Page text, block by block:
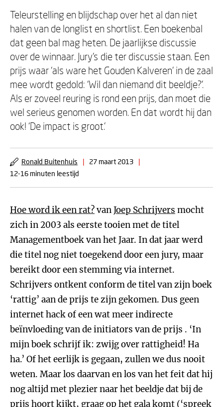
Teleurstelling en blijdschap over het al dan niet
halen van de longlist en shortlist. Een boekenbal
dat geen bal mag heten. De jaarlijkse discussie
over de winnaar. Jury’s die ter discussie staan. Een
prijs waar ‘als ware het Gouden Kalveren’ in de zaal
mee wordt gedold: ‘Wil dan niemand dit beeldje?’.
Als er zoveel reuring is rond een prijs, dan moet die
wel serieus genomen worden. En dat wordt hij dan
ook! ‘De impact is groot.’
Ronald Buitenhuis | 27 maart 2013
|
12-16 minuten leestijd
Hoe word ik een rat?vanJoep Schrijvers mocht
zich in 2003 als eerste tooien met de titel
Managementboek van het Jaar. In dat jaar werd
die titel nog niet toegekend door een jury, maar
bereikt door een stemming via internet.
Schrijvers ontkent conform de titel van zijn boek
‘rattig’ aan de prijs te zijn gekomen. Dus geen
internet hack of een wat meer indirecte
beïnvloeding van de initiators van de prijs . ‘In
mijn boek schrijf ik: zwijg over rattigheid! Ha
ha.’ Of het eerlijk is gegaan, zullen we dus nooit
weten. Maar los daarvan en los van het feit dat hij
nog altijd met plezier naar het beeldje dat bij de
prijs hoort kijkt, graag op het gala komt (‘spreek